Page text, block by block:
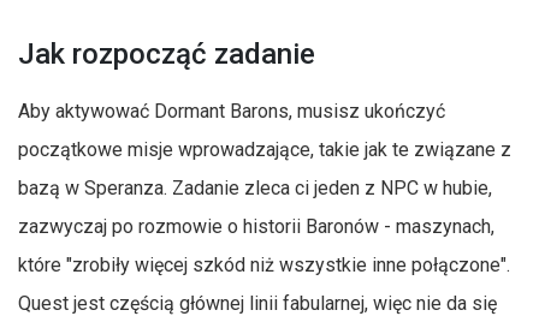
Jak rozpocząć zadanie
Aby aktywować Dormant Barons, musisz ukończyć
początkowe misje wprowadzające, takie jak te związane z
bazą w Speranza. Zadanie zleca ci jeden z NPC w hubie,
zazwyczaj po rozmowie o historii Baronów - maszynach,
które "zrobiły więcej szkód niż wszystkie inne połączone".
Quest jest częścią głównej linii fabularnej, więc nie da się